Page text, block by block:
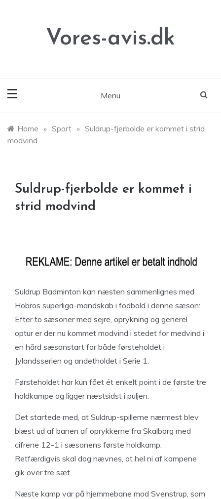
Vores-avis.dk
Menu
Home » Sport » Suldrup-fjerbolde er kommet i strid
modvind
Suldrup-fjerbolde er kommet i
strid modvind
Suldrup Badminton kan næsten sammenlignes med
Hobros superliga-mandskab i fodbold i denne sæson:
Efter to sæsoner med sejre, oprykning og generel
optur er der nu kommet modvind i stedet for medvind i
en hård sæsonstart for både førsteholdet i
Jylandsserien og andetholdet i Serie 1.
Førsteholdet har kun fået ét enkelt point i de første tre
holdkampe og ligger næstsidst i puljen.
Det startede med, at Suldrup-spillerne nærmest blev
blæst ud af banen af oprykkerne fra Skalborg med
cifrene 12-1 i sæsonens første holdkamp.
Retfærdigvis skal dog nævnes, at hel ni af kampene
gik over tre sæt.
Næste kamp var på hjemmebane mod Svenstrup, som